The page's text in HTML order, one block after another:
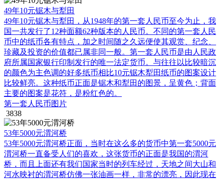
49年10元锯木与犁田
49年10元锯木与犁田，从1948年的第一套人民币至今为止，我
国一共发行了12种面额62种版本的人民币。不同的第一套人民
币中的纸币各有特点，加之时间随之久远便使其观赏、纪念、
珍藏及投资的价值都已属非同一般。第一套人民币是由人民政
府所属国家银行印制发行的唯一法定货币。与往往以比较暗沉
的颜色为主色调的好多纸币相比10元锯木犁田纸币的图案设计
比较鲜亮。这种纸币正面是锯木和犁田的图景，呈黄色；背面
主要的图案是花符，是粉红色的。
第一套人民币图片
3838
53年5000元渭河桥
53年5000元渭河桥正面，当时在这么多的货币中第一套5000元
渭河桥一直备受人们的喜欢，这张货币的正面是我国的渭河
桥，而且上面还有我们国家当时的列车经过，天地之间大山和
河水映衬的渭河桥仿佛一张油画一样，非常的漂亮，因此现在